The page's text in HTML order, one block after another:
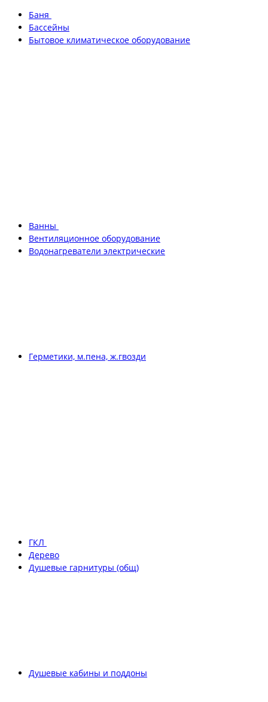
Баня
Бассейны
Бытовое климатическое оборудование
Ванны
Вентиляционное оборудование
Водонагреватели электрические
Герметики, м.пена, ж.гвозди
ГКЛ
Дерево
Душевые гарнитуры (общ)
Душевые кабины и поддоны